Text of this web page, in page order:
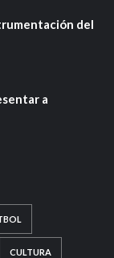
del
a
CULTURA